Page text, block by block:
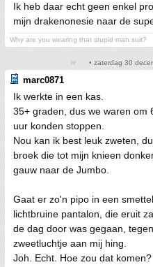
Ik heb daar echt geen enkel
mijn drakenonesie naar de
Why are you wearing that stupid man suit?
• zaterdag 30
marc0871
Ik werkte in een kas.
35+ graden, dus we waren om
uur konden stoppen.
Nou kan ik best leuk zweten,
broek die tot mijn knieen
gauw naar de Jumbo.
Gaat er zo'n pipo in een
lichtbruine pantalon, die eruit
de dag door was gegaan,
zweetluchtje aan mij hing.
Joh. Echt. Hoe zou dat komen?